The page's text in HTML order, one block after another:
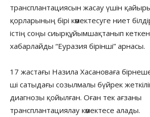
трансплантациясын жасау үшін
қорларының бірі көмектесуге ниет
істің соңы сиырқұйымшақтанып
хабарлайды “Еуразия бірінші” арнасы.
17 жастағы Назила Хасановаға
ші сатыдағы созылмалы бүйрек
диагнозы қойылған. Оған тек ағзаны
трансплантациялау көмектесе алады.